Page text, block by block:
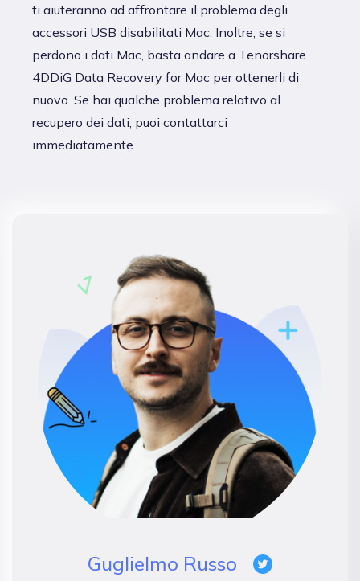
ti aiuteranno ad affrontare il problema degli
accessori USB disabilitati Mac. Inoltre, se si
perdono i dati Mac, basta andare a Tenorshare
4DDiG Data Recovery for Mac per ottenerli di
nuovo. Se hai qualche problema relativo al
recupero dei dati, puoi contattarci
immediatamente.
Guglielmo Russo